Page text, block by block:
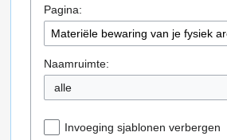
springen
springen
Pagina:
Naamruimte:
alle
Invoeging sjablonen verbergen